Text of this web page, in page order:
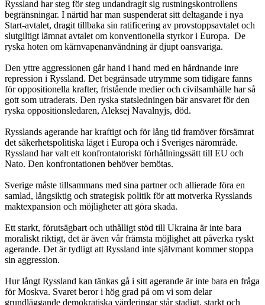
Ryssland har steg för steg undandragit sig rustningskontrollens
begränsningar. I närtid har man suspenderat sitt deltagande i nya
Start-avtalet, dragit tillbaka sin ratificering av provstoppsavtalet och
slutgiltigt lämnat avtalet om konventionella styrkor i Europa. De
ryska hoten om kärnvapenanvändning är djupt oansvariga.
Den yttre aggressionen går hand i hand med en hårdnande inre
repression i Ryssland. Det begränsade utrymme som tidigare fanns
för oppositionella krafter, fristående medier och civilsamhälle har så
gott som utraderats. Den ryska statsledningen bär ansvaret för den
ryska oppositionsledaren, Aleksej Navalnyjs, död.
Rysslands agerande har kraftigt och för lång tid framöver försämrat
det säkerhetspolitiska läget i Europa och i Sveriges närområde.
Ryssland har valt ett konfrontatoriskt förhållningssätt till EU och
Nato. Den konfrontationen behöver bemötas.
Sverige måste tillsammans med sina partner och allierade föra en
samlad, långsiktig och strategisk politik för att motverka Rysslands
maktexpansion och möjligheter att göra skada.
Ett starkt, förutsägbart och uthålligt stöd till Ukraina är inte bara
moraliskt riktigt, det är även vår främsta möjlighet att påverka ryskt
agerande. Det är tydligt att Ryssland inte självmant kommer stoppa
sin aggression.
Hur långt Ryssland kan tänkas gå i sitt agerande är inte bara en fråga
för Moskva. Svaret beror i hög grad på om vi som delar
grundläggande demokratiska värderingar står stadigt, starkt och